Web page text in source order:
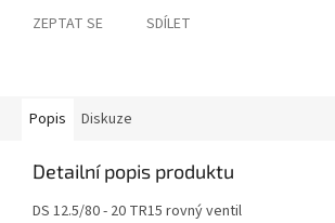
ZEPTAT SE SDÍLET
Popis Diskuze
Detailní popis produktu
DS 12.5/80 - 20 TR15 rovný ventil